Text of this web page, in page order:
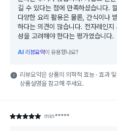
길 수 있다는 점에 만족하셨습니다.
다양한 요리 활용은 물론, 간식이나
하다는 의견이 많습니다. 전자레인
성을 고려해야 한다는 평가였습니다.
AI 리뷰요약이 유용했나요?
리뷰요약은 상품의 의학적 효능 · 효과
상품설명을 참고해 주세요.
별점 5점 min*****